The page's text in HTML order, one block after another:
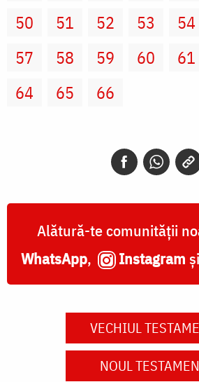
50
51 52 53 54
57
58 59 60 61
64
65 66
Alătură-te comunității
WhatsApp, Instagram și
VECHIUL
NOUL